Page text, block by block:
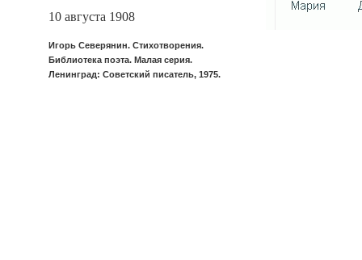
10 августа 1908
Игорь Северянин. Стихотворения.
Библиотека поэта. Малая серия.
Ленинград: Советский писатель, 1975.